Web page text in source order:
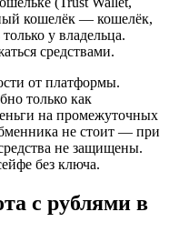
кошелёк — кошелёк,
у владельца.
средствами.
от платформы.
только как
на промежуточных
не стоит — при
не защищены.
без ключа.
с рублями в